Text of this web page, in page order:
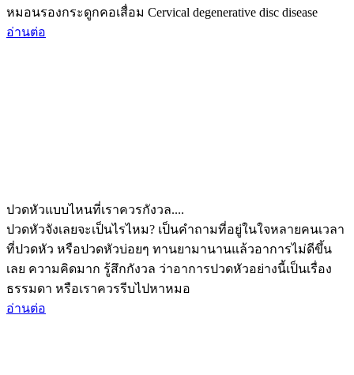
หมอนรองกระดูกคอเสื่อม Cervical degenerative disc disease
อ่านต่อ
ปวดหัวแบบไหนที่เราควรกังวล....
ปวดหัวจังเลยจะเป็นไรไหม? เป็นคำถามที่อยู่ในใจหลายคนเวลา
ที่ปวดหัว หรือปวดหัวบ่อยๆ ทานยามานานแล้วอาการไม่ดีขึ้น
เลย ความคิดมาก รู้สึกกังวล ว่าอาการปวดหัวอย่างนี้เป็นเรื่อง
ธรรมดา หรือเราควรรีบไปหาหมอ
อ่านต่อ